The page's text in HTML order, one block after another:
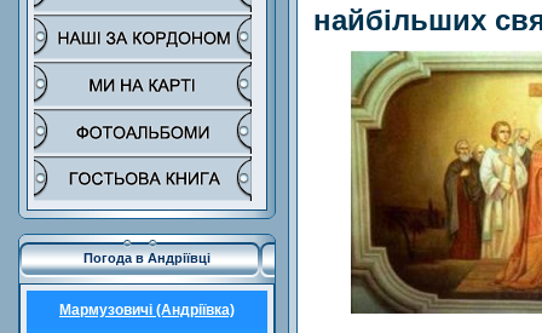
Погода в Андріївці
Мармузовичі (Андріївка)
найбільших